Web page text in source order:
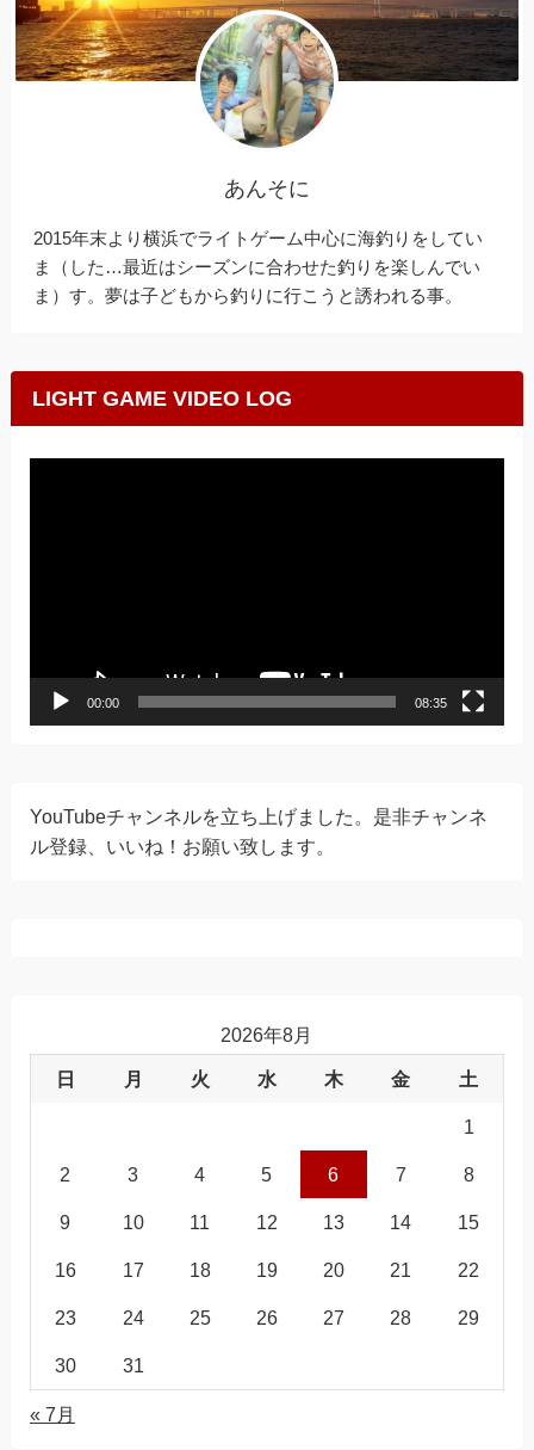
あんそに
2015年末より横浜でライトゲーム中心に海釣りをしてい
ま（した…最近はシーズンに合わせた釣りを楽しんでい
ま）す。夢は子どもから釣りに行こうと誘われる事。
LIGHT GAME VIDEO LOG
00:00 08:35
YouTubeチャンネルを立ち上げました。是非チャンネ
ル登録、いいね！お願い致します。
2026年8月
日 月 火 水 木 金 土
1
2 3 4 5 6 7 8
9 10 11 12 13 14 15
16 17 18 19 20 21 22
23 24 25 26 27 28 29
30 31
« 7月